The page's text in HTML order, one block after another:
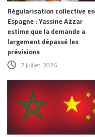
Régularisation collective en
Espagne : Yassine Azzar
estime que la demande a
largement dépassé les
prévisions
7 juillet، 2026